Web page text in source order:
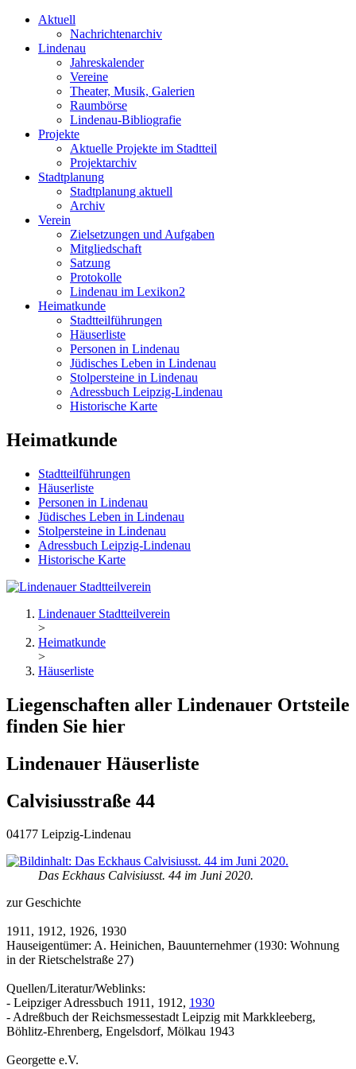
Aktuell
Nachrichtenarchiv
Lindenau
Jahreskalender
Vereine
Theater, Musik, Galerien
Raumbörse
Lindenau-Bibliografie
Projekte
Aktuelle Projekte im Stadtteil
Projektarchiv
Stadtplanung
Stadtplanung aktuell
Archiv
Verein
Zielsetzungen und Aufgaben
Mitgliedschaft
Satzung
Protokolle
Lindenau im Lexikon2
Heimatkunde
Stadtteilführungen
Häuserliste
Personen in Lindenau
Jüdisches Leben in Lindenau
Stolpersteine in Lindenau
Adressbuch Leipzig-Lindenau
Historische Karte
Heimatkunde
Stadtteilführungen
Häuserliste
Personen in Lindenau
Jüdisches Leben in Lindenau
Stolpersteine in Lindenau
Adressbuch Leipzig-Lindenau
Historische Karte
Lindenauer Stadtteilverein
>
Heimatkunde
>
Häuserliste
Liegenschaften aller Lindenauer Ortsteile
finden Sie hier
Lindenauer Häuserliste
Calvisiusstraße 44
04177 Leipzig-Lindenau
Das Eckhaus Calvisiusst. 44 im Juni 2020.
zur Geschichte
1911, 1912, 1926, 1930
Hauseigentümer: A. Heinichen, Bauunternehmer (1930: Wohnung
in der Rietschelstraße 27)
Quellen/Literatur/Weblinks:
- Leipziger Adressbuch 1911, 1912, 1930
- Adreßbuch der Reichsmessestadt Leipzig mit Markkleeberg,
Böhlitz-Ehrenberg, Engelsdorf, Mölkau 1943
Georgette e.V.